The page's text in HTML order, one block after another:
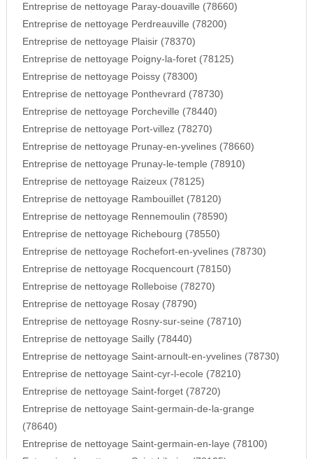
Entreprise de nettoyage Paray-douaville (78660)
Entreprise de nettoyage Perdreauville (78200)
Entreprise de nettoyage Plaisir (78370)
Entreprise de nettoyage Poigny-la-foret (78125)
Entreprise de nettoyage Poissy (78300)
Entreprise de nettoyage Ponthevrard (78730)
Entreprise de nettoyage Porcheville (78440)
Entreprise de nettoyage Port-villez (78270)
Entreprise de nettoyage Prunay-en-yvelines (78660)
Entreprise de nettoyage Prunay-le-temple (78910)
Entreprise de nettoyage Raizeux (78125)
Entreprise de nettoyage Rambouillet (78120)
Entreprise de nettoyage Rennemoulin (78590)
Entreprise de nettoyage Richebourg (78550)
Entreprise de nettoyage Rochefort-en-yvelines (78730)
Entreprise de nettoyage Rocquencourt (78150)
Entreprise de nettoyage Rolleboise (78270)
Entreprise de nettoyage Rosay (78790)
Entreprise de nettoyage Rosny-sur-seine (78710)
Entreprise de nettoyage Sailly (78440)
Entreprise de nettoyage Saint-arnoult-en-yvelines (78730)
Entreprise de nettoyage Saint-cyr-l-ecole (78210)
Entreprise de nettoyage Saint-forget (78720)
Entreprise de nettoyage Saint-germain-de-la-grange
(78640)
Entreprise de nettoyage Saint-germain-en-laye (78100)